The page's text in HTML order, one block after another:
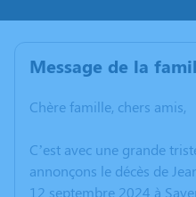
Message de la
Chère famille, chers amis,
C’est avec une grande
annonçons le décès de
12 septembre 2024 à